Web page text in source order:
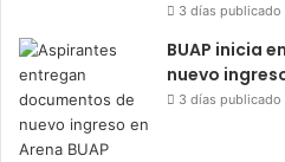
3 días publicado
BUAP inicia
nuevo
3 días publicado